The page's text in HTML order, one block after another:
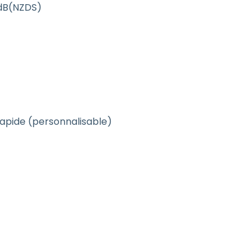
(personnalisable)